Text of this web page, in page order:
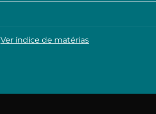
Ver índice de matérias